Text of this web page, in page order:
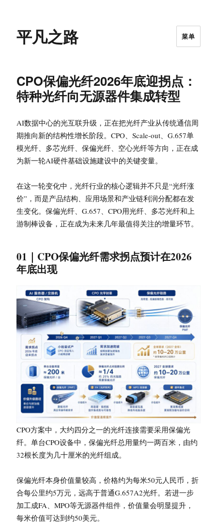
平凡之路 菜单
CPO保偏光纤2026年底迎拐点：
特种光纤向无源器件集成转型
AI数据中心的光互联升级，正在把光纤产业从传统通信周
期推向新的结构性增长阶段。CPO、Scale-out、G.657单
模光纤、多芯光纤、保偏光纤、空心光纤等方向，正在成
为新一轮AI硬件基础设施建设中的关键变量。
在这一轮变化中，光纤行业的核心逻辑并不只是“光纤涨
价”，而是产品结构、应用场景和产业链利润分配都在发
生变化。保偏光纤、G.657、CPO用光纤、多芯光纤和上
游制棒设备，正在成为未来几年最值得关注的增量环节。
01｜CPO保偏光纤需求拐点预计在2026
年底出现
CPO方案中，大约四分之一的光纤连接需要采用保偏光
纤。单台CPO设备中，保偏光纤总用量约一两百米，由约
32根长度为几十厘米的光纤组成。
保偏光纤本身价值量较高，价格约为每米50元人民币，折
合每公里约5万元，远高于普通G.657A2光纤。若进一步
加工成FA、MPO等无源器件组件，价值量会明显提升，
每米价值可达到约50美元。